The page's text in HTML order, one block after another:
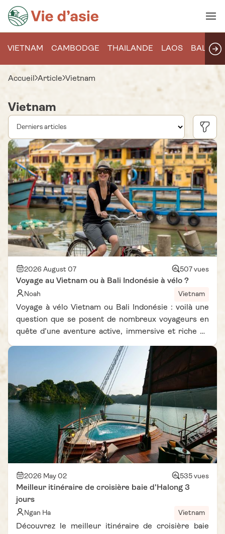
VIETNAM CAMBODGE THAILANDE LAOS BALI
Accueil Article Vietnam
Vietnam
2026 August 07 507 vues
Voyage au Vietnam ou à Bali Indonésie à vélo ?
Noah Vietnam
Voyage à vélo Vietnam ou Bali Indonésie : voilà une
question que se posent de nombreux voyageurs en
quête d’une aventure active, immersive et riche en
Est offrent des paysages spectaculaires, une culture
fascinante et de magnifiques itinéraires pour
explorer la région à un rythme plus authentique.
Pourtant, chacune possède sa propre identité et
propose une expérience bien différente sur deux
roues. Entre les vastes rizières du Nord Vietnam, les
routes côtières bordant la mer de l’Est et les
campagnes paisibles de Bali, le choix peut sembler
difficile. À travers ce guide inspiré de l’expérience de
terrain de l’équipe du carnet de voyage Vietnam Vie
D'Asie, découvrez les atouts de chaque destination
afin de choisir celle qui correspond le mieux à vos
envies et à votre niveau.
2026 May 02 535 vues
Meilleur itinéraire de croisière baie d'Halong 3
jours
Ngan Ha Vietnam
Découvrez le meilleur itinéraire de croisière baie